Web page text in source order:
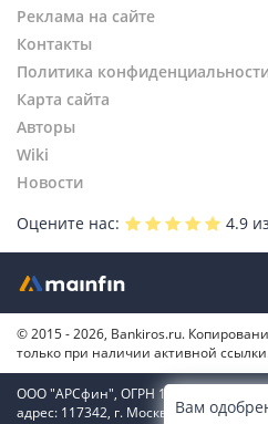
Реклама на сайте
Контакты
Политика
Карта сайта
Авторы
Wiki
Новости
Оцените нас:
4.9
© 2015 - 2026, Bankiros.ru.
только при наличии активной
ООО "АРСфин", ОГРН
адрес: 117342, г. Москва, вн. тер. г.
Вам